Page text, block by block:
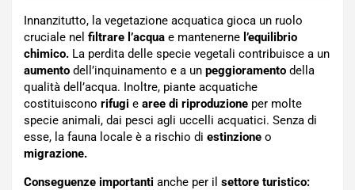
Innanzitutto, la vegetazione acquatica gioca un ruolo
cruciale nel filtrare l’acqua e mantenerne l’equilibrio
chimico. La perdita delle specie vegetali contribuisce a un
aumento dell’inquinamento e a un peggioramento della
qualità dell’acqua. Inoltre, piante acquatiche
costituiscono rifugi e aree di riproduzione per molte
specie animali, dai pesci agli uccelli acquatici. Senza di
esse, la fauna locale è a rischio di estinzione o
migrazione.
Conseguenze importanti anche per il settore turistico: